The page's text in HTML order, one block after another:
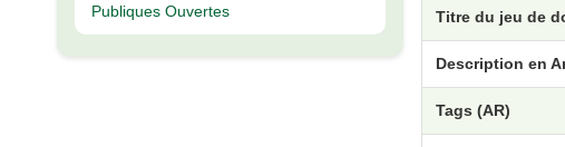
Publiques Ouvertes
Titre du jeu de
Description en
Tags (AR)